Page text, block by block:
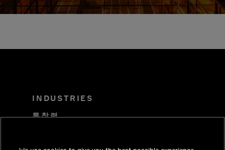
INDUSTRIES
통찰력